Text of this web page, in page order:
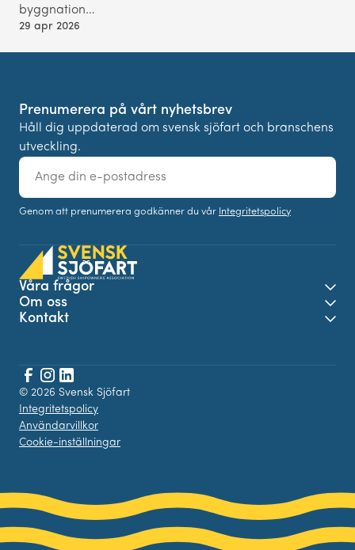
byggnation…
29 apr 2026
Prenumerera på vårt nyhetsbrev
Håll dig uppdaterad om svensk sjöfart och branschens
utveckling.
E-
post
Genom att prenumerera godkänner du vår Integritetspolicy
Våra frågor
Om oss
Kontakt
© 2026 Svensk Sjöfart
Integritetspolicy
Användarvillkor
Cookie-inställningar
Facebook
Instagram
LinkedIn